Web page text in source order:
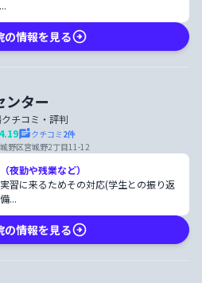
の情報を見る
ンター
チコミ・評判
4.19
クチコミ 2件
野区宮城野2丁目11-12
夜勤や残業など）
習に来るためその対応(学生との振り返
...
の情報を見る